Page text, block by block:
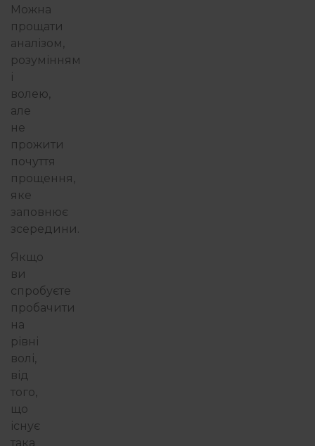
Можна
прощати
аналізом,
розумінням
і
волею,
але
не
прожити
почуття
прощення,
яке
заповнює
зсередини.
Якщо
ви
спробуєте
пробачити
на
рівні
волі,
від
того,
що
існує
така